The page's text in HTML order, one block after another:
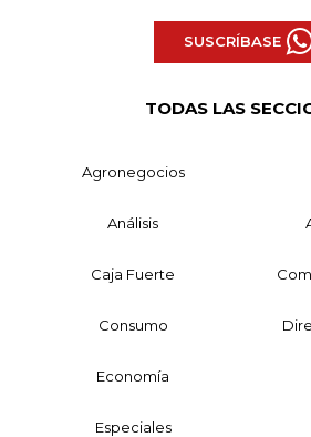
SUSCRÍBASE
TODAS LAS
Agronegocios
Análisis
Caja Fuerte
Consumo
Economía
Especiales